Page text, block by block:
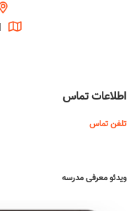
اطلاعات تماس
تلفن تماس
ویدئو معرفی مدرسه